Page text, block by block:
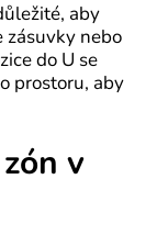
aby
zásuvky nebo
do U se
prostoru, aby
v